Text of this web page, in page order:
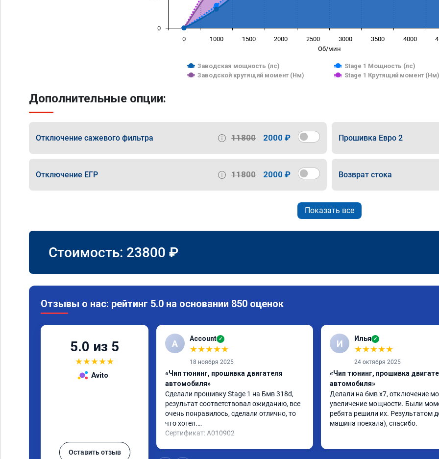
Об/мин
Заводская мощность (лс)
Stage 1 Мощность (лс)
Заводской крутящий момент (Нм)
Stage 1 Крутящий момент (Нм)
0 1000 1500 2000 2500 3000 3500 4000
0
Дополнительные опции:
Отключение сажевого фильтра 11800 2000 ₽ Прошивка Евро 2
Отключение ЕГР 11800 2000 ₽ Возврат стока
Показать все
Стоимость: 23800 ₽
Отзывы о нас: рейтинг 5.0 на основании 850 оценок
5.0 из 5
★★★★★
Avito
Оставить отзыв
A Account ✓
★★★★★
18 ноября 2025
«Чип тюнинг, прошивка двигателя
автомобиля»
Сделали прошивку Stage 1 на Бмв 318d,
результат соответствовал ожиданию, все
очень понравилось, сделали отлично, то
что хотел.
Сертификат: A010902
И Илья ✓
★★★★★
24 октября 2025
«Чип тюнинг, прошивка
автомобиля»
Делали на бмв х7, отключение
увеличение мощности. Были
ребята решили их. Результатом
машина поехала), спасибо.